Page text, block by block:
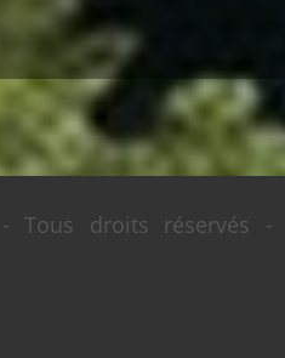
- Tous droits réservés -